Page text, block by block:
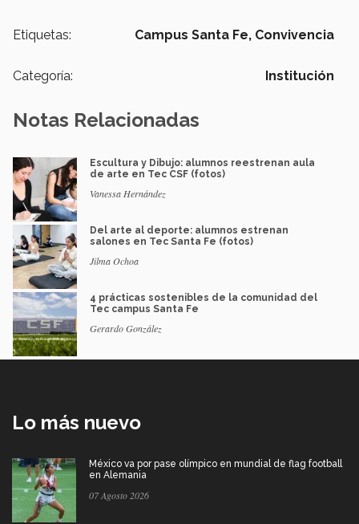
Etiquetas: Campus Santa Fe, Convivencia
Categoría: Institución
Notas Relacionadas
Escultura y Dibujo: alumnos reestrenan aula
de arte en Tec CSF (fotos)
Vanessa Hernández
Del arte al deporte: alumnos estrenan
salones en Tec Santa Fe (fotos)
Jilma Ochoa
4 prácticas sostenibles de la comunidad del
Tec campus Santa Fe
Gerardo González
Lo más nuevo
México va por pase olímpico en mundial de flag football
en Alemania
07 Agosto 2026